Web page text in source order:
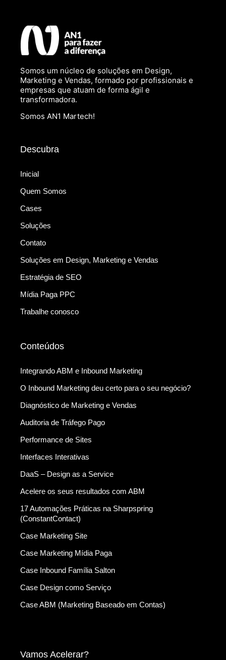
Somos um núcleo de soluções em Design,
Marketing e Vendas, formado por profissionais e
empresas que atuam de forma ágil e
transformadora.
Somos AN1 Martech!
Descubra
Inicial
Quem Somos
Cases
Soluções
Contato
Soluções em Design, Marketing e Vendas
Estratégia de SEO
Mídia Paga PPC
Trabalhe conosco
Conteúdos
Integrando ABM e Inbound Marketing
O Inbound Marketing deu certo para o seu negócio?
Diagnóstico de Marketing e Vendas
Auditoria de Tráfego Pago
Performance de Sites
Interfaces Interativas
DaaS – Design as a Service
Acelere os seus resultados com ABM
17 Automações Práticas na Sharpspring
(ConstantContact)
Case Marketing Site
Case Marketing Mídia Paga
Case Inbound Família Salton
Case Design como Serviço
Case ABM (Marketing Baseado em Contas)
Vamos Acelerar?